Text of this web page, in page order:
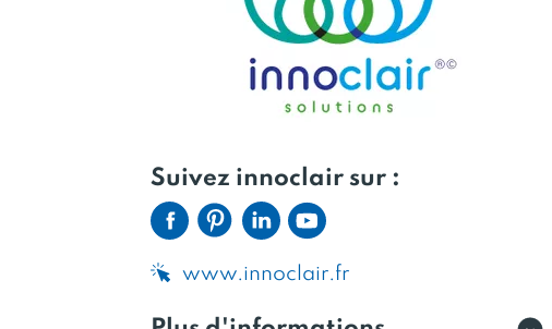
Suivez innoclair sur :
www.innoclair.fr